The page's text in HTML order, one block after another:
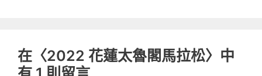
在〈2022 花蓮太魯閣馬拉松〉中